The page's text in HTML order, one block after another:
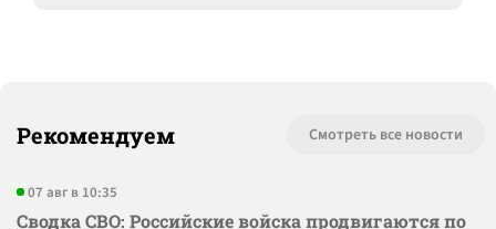
Рекомендуем Смотреть все новости
07 авг в 10:35
Сводка СВО: Российские войска продвигаются по